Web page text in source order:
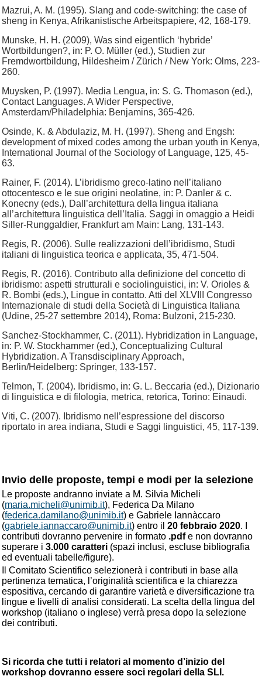
Mazrui, A. M. (1995). Slang and code-switching: the case of
sheng in Kenya, Afrikanistische Arbeitspapiere, 42, 168-179.
Munske, H. H. (2009), Was sind eigentlich ‘hybride’
Wortbildungen?, in: P. O. Müller (ed.), Studien zur
Fremdwortbildung, Hildesheim / Zürich / New York: Olms, 223-
260.
Muysken, P. (1997). Media Lengua, in: S. G. Thomason (ed.),
Contact Languages. A Wider Perspective,
Amsterdam/Philadelphia: Benjamins, 365-426.
Osinde, K. & Abdulaziz, M. H. (1997). Sheng and Engsh:
development of mixed codes among the urban youth in Kenya,
International Journal of the Sociology of Language, 125, 45-
63.
Rainer, F. (2014). L’ibridismo greco-latino nell’italiano
ottocentesco e le sue origini neolatine, in: P. Danler & c.
Konecny (eds.), Dall’architettura della lingua italiana
all’architettura linguistica dell’Italia. Saggi in omaggio a Heidi
Siller-Runggaldier, Frankfurt am Main: Lang, 131-143.
Regis, R. (2006). Sulle realizzazioni dell’ibridismo, Studi
italiani di linguistica teorica e applicata, 35, 471-504.
Regis, R. (2016). Contributo alla definizione del concetto di
ibridismo: aspetti strutturali e sociolinguistici, in: V. Orioles &
R. Bombi (eds.), Lingue in contatto. Atti del XLVIII Congresso
Internazionale di studi della Società di Linguistica Italiana
(Udine, 25-27 settembre 2014), Roma: Bulzoni, 215-230.
Sanchez-Stockhammer, C. (2011). Hybridization in Language,
in: P. W. Stockhammer (ed.), Conceptualizing Cultural
Hybridization. A Transdisciplinary Approach,
Berlin/Heidelberg: Springer, 133-157.
Telmon, T. (2004). Ibridismo, in: G. L. Beccaria (ed.), Dizionario
di linguistica e di filologia, metrica, retorica, Torino: Einaudi.
Viti, C. (2007). Ibridismo nell’espressione del discorso
riportato in area indiana, Studi e Saggi linguistici, 45, 117-139.
Invio delle proposte, tempi e modi per la selezione
Le proposte andranno inviate a M. Silvia Micheli
(maria.micheli@unimib.it), Federica Da Milano
(federica.damilano@unimib.it) e Gabriele Iannàccaro
(gabriele.iannaccaro@unimib.it) entro il 20 febbraio 2020. I
contributi dovranno pervenire in formato .pdfe non dovranno
superare i 3.000 caratteri (spazi inclusi, escluse bibliografia
ed eventuali tabelle/figure).
Il Comitato Scientifico selezionerà i contributi in base alla
pertinenza tematica, l’originalità scientifica e la chiarezza
espositiva, cercando di garantire varietà e diversificazione tra
lingue e livelli di analisi considerati. La scelta della lingua del
workshop (italiano o inglese) verrà presa dopo la selezione
dei contributi.
Si ricorda che tutti i relatori al momento d’inizio del
workshop dovranno essere soci regolari della SLI.